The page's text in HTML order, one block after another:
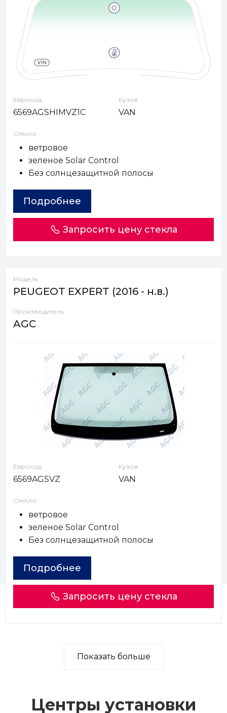
Еврокод
6569AGSHIMVZ1C
Кузов
VAN
Стекло
ветровое
зеленое Solar Control
Без солнцезащитной полосы
Подробнее
Запросить цену стекла
Модель
PEUGEOT EXPERT (2016 - н.в.)
Производитель
AGC
Еврокод
6569AGSVZ
Кузов
VAN
Стекло
ветровое
зеленое Solar Control
Без солнцезащитной полосы
Подробнее
Запросить цену стекла
Показать больше
Центры установки